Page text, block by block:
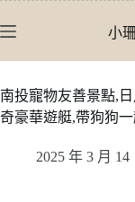
至
內
容
小
南投寵物友善景點,
奇豪華遊艇,帶狗狗
2025 年 3 月 14